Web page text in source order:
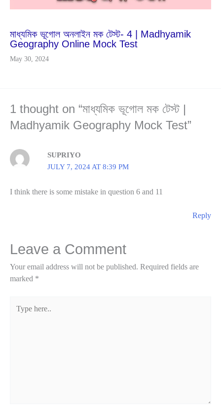
মাধ্যমিক ভূগোল অনলাইন মক টেস্ট- 4 | Madhyamik
Geography Online Mock Test
May 30, 2024
1 thought on “মাধ্যমিক ভূগোল মক টেস্ট |
Madhyamik Geography Mock Test”
SUPRIYO
JULY 7, 2024 AT 8:39 PM
I think there is some mistake in question 6 and 11
Reply
Leave a Comment
Your email address will not be published. Required fields are
marked *
here..